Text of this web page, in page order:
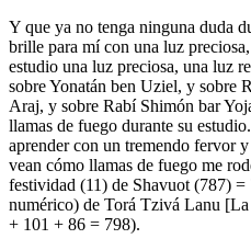
Y que ya no tenga ninguna duda
brille para mí con una luz
estudio una luz preciosa, una luz
sobre Yonatán ben Uziel, y sobre
Araj, y sobre Rabí Shimón bar
llamas de fuego durante su
aprender con un tremendo fervor
vean cómo llamas de fuego me
festividad (11) de Shavuot (787)
numérico) de Torá Tzivá Lanu [La
+ 101 + 86 = 798).